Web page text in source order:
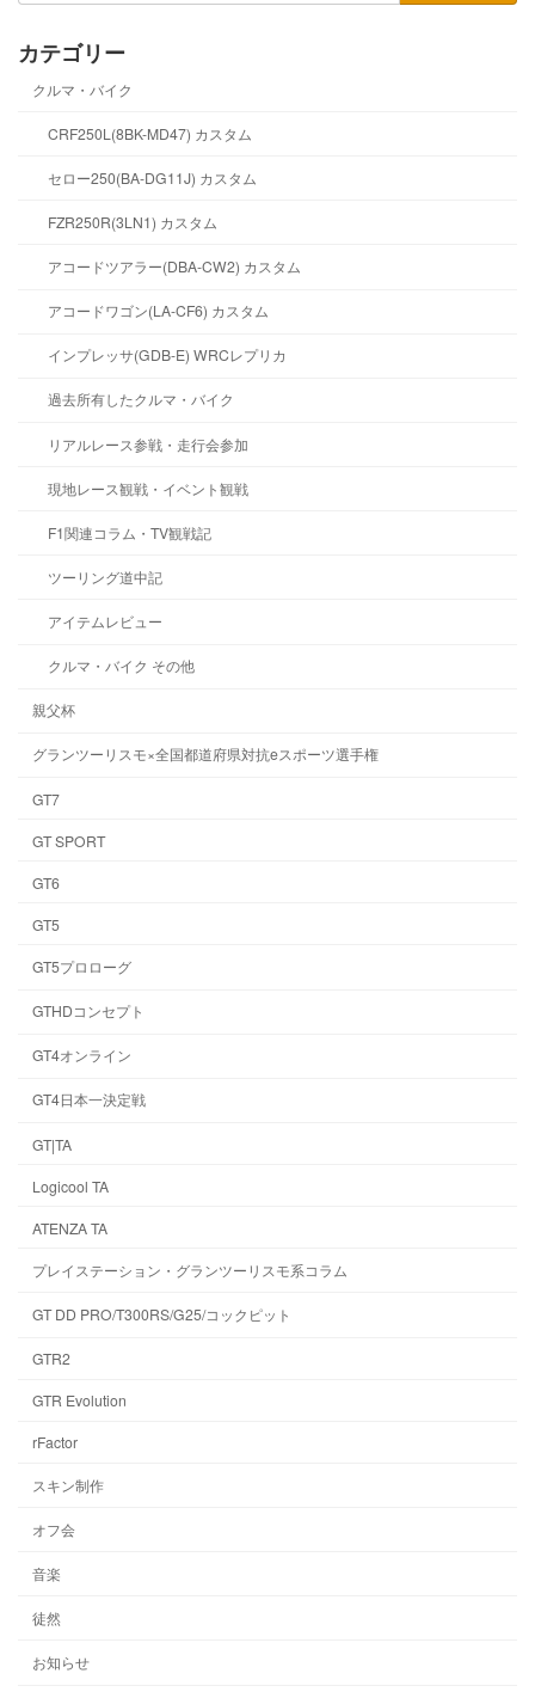
カテゴリー
クルマ・バイク
CRF250L(8BK-MD47) カスタム
セロー250(BA-DG11J) カスタム
FZR250R(3LN1) カスタム
アコードツアラー(DBA-CW2) カスタム
アコードワゴン(LA-CF6) カスタム
インプレッサ(GDB-E) WRCレプリカ
過去所有したクルマ・バイク
リアルレース参戦・走行会参加
現地レース観戦・イベント観戦
F1関連コラム・TV観戦記
ツーリング道中記
アイテムレビュー
クルマ・バイク その他
親父杯
グランツーリスモ×全国都道府県対抗eスポーツ選手権
GT7
GT SPORT
GT6
GT5
GT5プロローグ
GTHDコンセプト
GT4オンライン
GT4日本一決定戦
GT|TA
Logicool TA
ATENZA TA
プレイステーション・グランツーリスモ系コラム
GT DD PRO/T300RS/G25/コックピット
GTR2
GTR Evolution
rFactor
スキン制作
オフ会
音楽
徒然
お知らせ